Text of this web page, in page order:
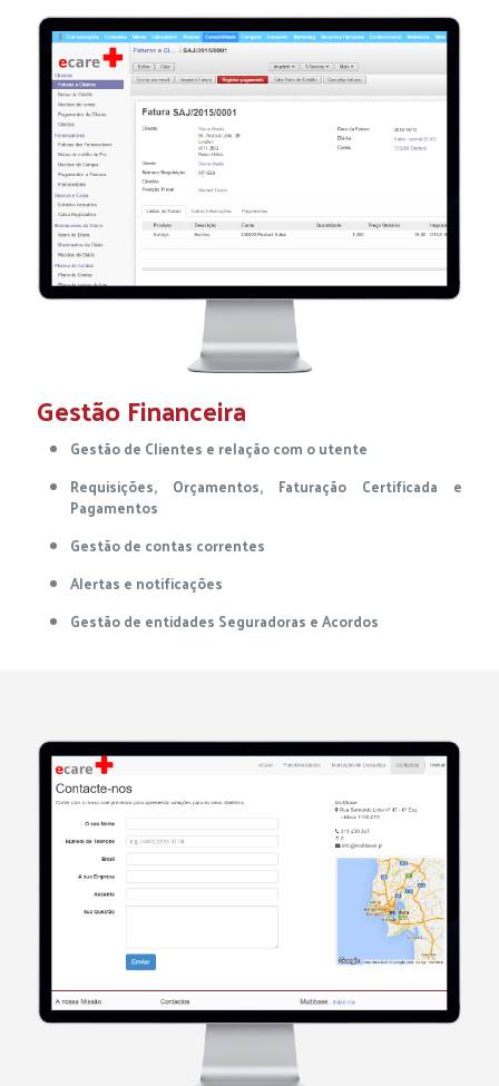
Gestão Financeira
Gestão de Clientes e relação com o utente
Requisições, Orçamentos, Faturação Certificada e
Pagamentos
Gestão de contas correntes
Alertas e notificações
Gestão de entidades Seguradoras e Acordos